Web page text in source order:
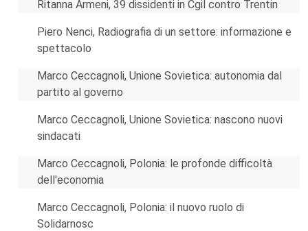
Ritanna Armeni, 39 dissidenti in Cgil contro Trentin
Piero Nenci, Radiografia di un settore: informazione e
spettacolo
Marco Ceccagnoli, Unione Sovietica: autonomia dal
partito al governo
Marco Ceccagnoli, Unione Sovietica: nascono nuovi
sindacati
Marco Ceccagnoli, Polonia: le profonde difficoltà
dell'economia
Marco Ceccagnoli, Polonia: il nuovo ruolo di
Solidarnosc